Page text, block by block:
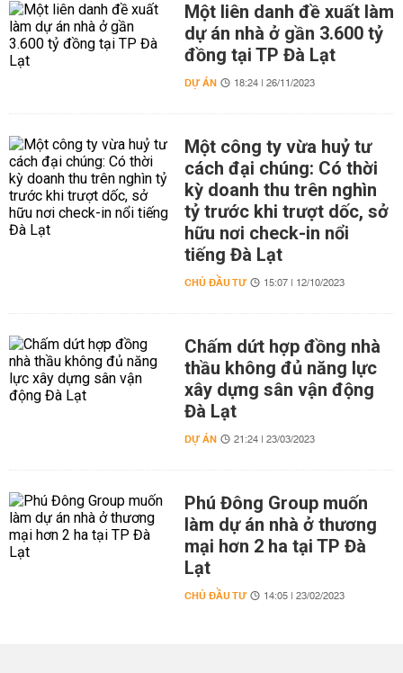
Một liên danh đề xuất làm
dự án nhà ở gần 3.600 tỷ
đồng tại TP Đà Lạt
DỰ ÁN 18:24 | 26/11/2023
Một công ty vừa huỷ tư
cách đại chúng: Có thời
kỳ doanh thu trên nghìn
tỷ trước khi trượt dốc, sở
hữu nơi check-in nổi
tiếng Đà Lạt
CHỦ ĐẦU TƯ 15:07 | 12/10/2023
Chấm dứt hợp đồng nhà
thầu không đủ năng lực
xây dựng sân vận động
Đà Lạt
DỰ ÁN 21:24 | 23/03/2023
Phú Đông Group muốn
làm dự án nhà ở thương
mại hơn 2 ha tại TP Đà
Lạt
CHỦ ĐẦU TƯ 14:05 | 23/02/2023